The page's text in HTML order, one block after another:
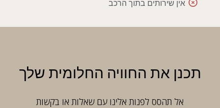
אין שירותים בתוך הרכב
תכנן את החוויה החלומית שלך
אל תהסס לפנות אלינו עם שאלות או בקשות